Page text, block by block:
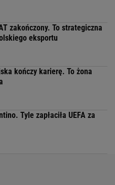
zakończony. To strategiczna
eksportu
kończy karierę. To żona
Tyle zapłaciła UEFA za